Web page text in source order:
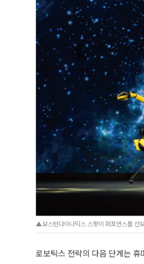
▲보스턴다이나믹스 스팟이 퍼포먼스를 선
로보틱스 전략의 다음 단계는